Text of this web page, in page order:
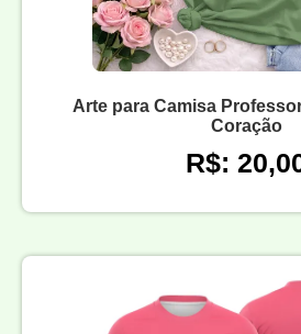
Arte para Camisa
Coração
R$: